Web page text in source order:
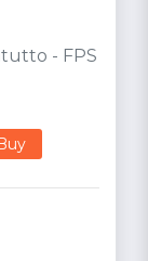
- FPS